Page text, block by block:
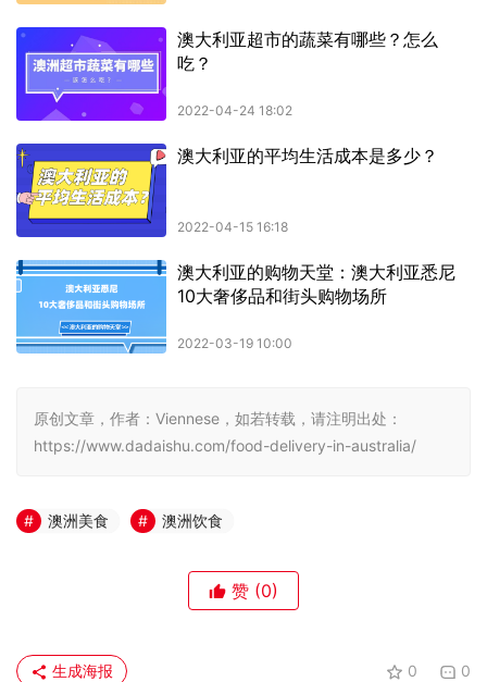
原创文章，作者：Viennese，如若转载，请注明出处：
https://www.dadaishu.com/food-delivery-in-australia/
澳洲美食 澳洲饮食
赞 (0)
0 0
生成海报